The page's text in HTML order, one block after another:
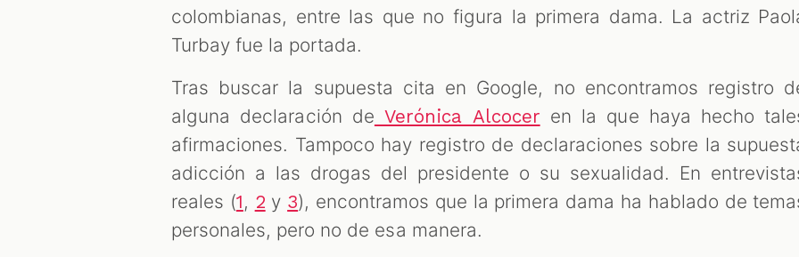
colombianas, entre las que no figura la primera dama. La actriz
Turbay fue la portada.
Tras buscar la supuesta cita en Google, no encontramos registro
alguna declaración de Verónica Alcocer en la que haya hecho
afirmaciones. Tampoco hay registro de declaraciones sobre la
adicción a las drogas del presidente o su sexualidad. En
reales (1, 2 y 3), encontramos que la primera dama ha hablado de
personales, pero no de esa manera.